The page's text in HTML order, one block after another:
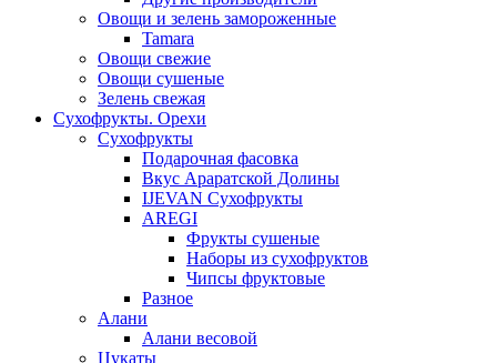
Овощи и зелень замороженные
Tamara
Овощи свежие
Овощи сушеные
Зелень свежая
Сухофрукты. Орехи
Сухофрукты
Подарочная фасовка
Вкус Араратской Долины
IJEVAN Сухофрукты
AREGI
Фрукты сушеные
Наборы из сухофруктов
Чипсы фруктовые
Разное
Алани
Алани весовой
Цукаты